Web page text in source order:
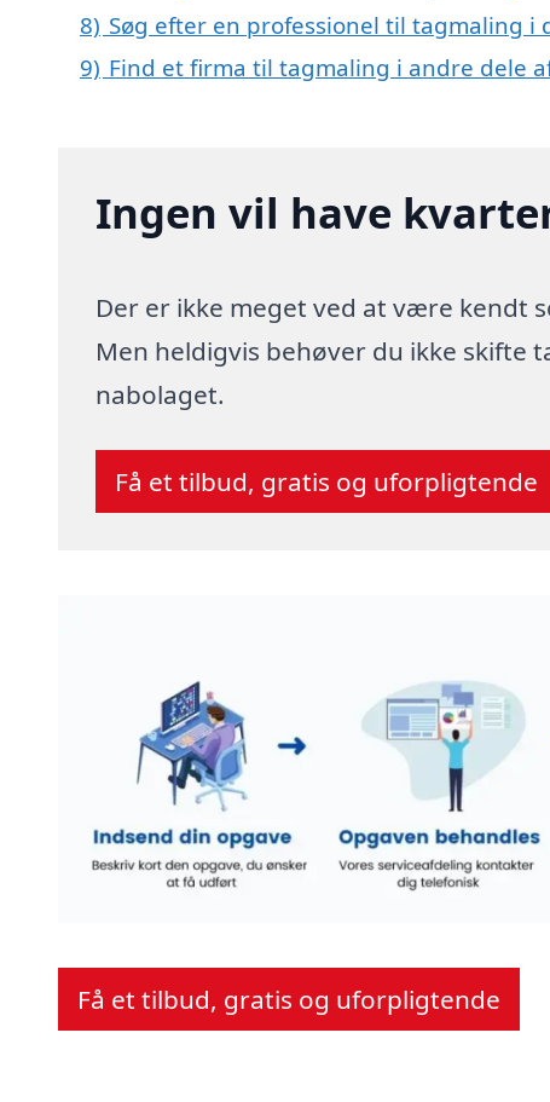
8) Søg efter en professionel til tagmaling
9) Find et firma til tagmaling i andre dele
Ingen vil have
Der er ikke meget ved at være kendt
Men heldigvis behøver du ikke skifte
nabolaget.
Få et tilbud, gratis og uforpligtende
Få et tilbud, gratis og uforpligtende